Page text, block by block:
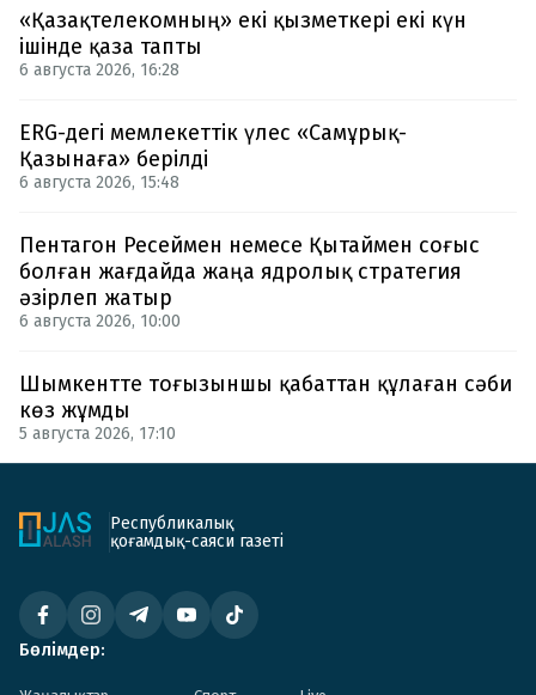
«Қазақтелекомның» екі қызметкері екі күн
ішінде қаза тапты
6 августа 2026, 16:28
ERG-дегі мемлекеттік үлес «Самұрық-
Қазынаға» берілді
6 августа 2026, 15:48
Пентагон Ресеймен немесе Қытаймен соғыс
болған жағдайда жаңа ядролық стратегия
әзірлеп жатыр
6 августа 2026, 10:00
Шымкентте тоғызыншы қабаттан құлаған сәби
көз жұмды
5 августа 2026, 17:10
Республикалық
қоғамдық-саяси газеті
Бөлімдер: